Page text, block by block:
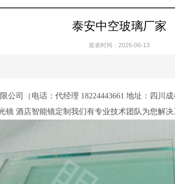
泰安中空玻璃厂家
发表时间：2026-06-13
公司（电话：代经理 18224443661 地址：四川
镜 酒店智能镜定制我们有专业技术团队为您解